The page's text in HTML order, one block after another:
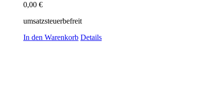
0,00 €
umsatzsteuerbefreit
In den Warenkorb Details